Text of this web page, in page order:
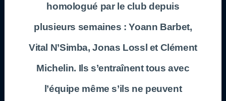
homologué par le club depuis
plusieurs semaines : Yoann Barbet,
Vital N’Simba, Jonas Lossl et Clément
Michelin. Ils s’entraînent tous avec
l’équipe même s’ils ne peuvent